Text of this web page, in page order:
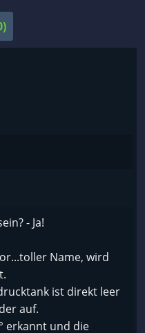
- Ja!
Name, wird
ist direkt leer
auf.
erkannt und die